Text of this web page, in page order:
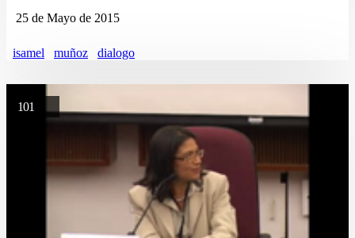
25 de Mayo de 2015
isamel muñoz dialogo
101